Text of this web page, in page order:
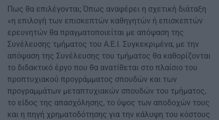
Πως θα επιλέγονται; Όπως αναφέρει η σχετική διάταξη
«η επιλογή των επισκεπτών καθηγητών ή επισκεπτών
ερευνητών θα πραγματοποιείται με απόψαση της
Συνέλευσης τμήματος του Α.Ε.Ι. Συγκεκριμένα, με την
απόψαση της Συνέλευσης του τμήματος θα καθορίζονται
το διδακτικό έργο που θα ανατίθεται στο πλαίσιο του
προπτυχιακού προγράμματος σπουδών και των
προγραμμάτων μεταπτυχιακών σπουδών του τμήματος,
το είδος της απασχόλησης, το ύψος των αποδοχών τους
και η πηγή χρηματοδότησης για την κάλυψη του κόστους